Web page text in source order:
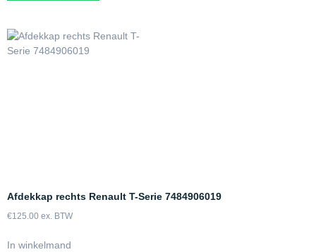
Afdekkap rechts Renault T-Serie 7484906019
€125.00 ex. BTW
In winkelmand